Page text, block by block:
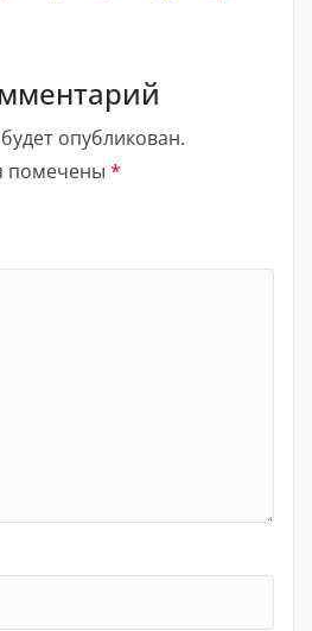
опубликован.
помечены *